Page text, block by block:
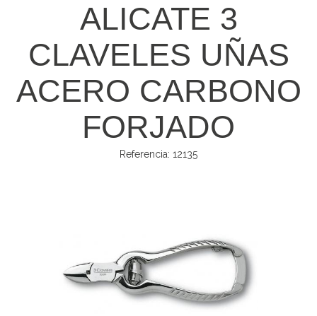
ALICATE 3
CLAVELES UÑAS
ACERO CARBONO
FORJADO
Referencia: 12135